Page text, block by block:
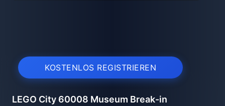
KOSTENLOS REGISTRIEREN
LEGO City 60008 Museum Break-in